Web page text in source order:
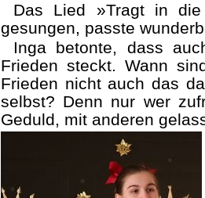
Das Lied »Tragt in
gesungen, passte
Inga betonte, dass
Frieden steckt. Wann
Frieden nicht auch das
selbst? Denn nur wer
Geduld, mit anderen